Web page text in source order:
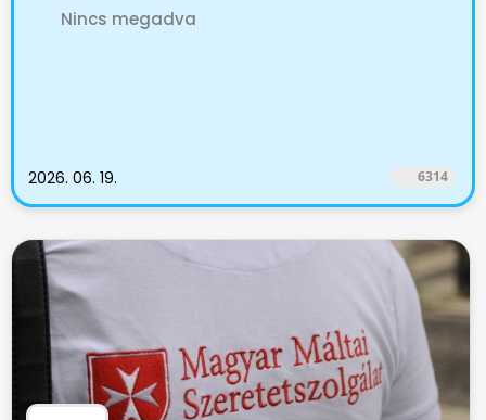
Nincs megadva
2026. 06. 19. 6314